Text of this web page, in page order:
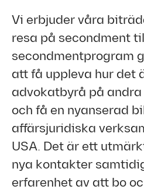
Vi erbjuder våra
resa på secondment
secondmentprogram
att få uppleva hur det
advokatbyrå på
och få en nyanserad
affärsjuridiska
USA. Det är ett
nya kontakter
erfarenhet av att bo